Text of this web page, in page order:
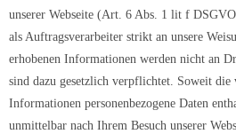
unserer Webseite (Art. 6 Abs. 1 lit f
als Auftragsverarbeiter strikt an unsere
erhobenen Informationen werden nicht an
sind dazu gesetzlich verpflichtet. Soweit
Informationen personenbezogene Daten
unmittelbar nach Ihrem Besuch unserer